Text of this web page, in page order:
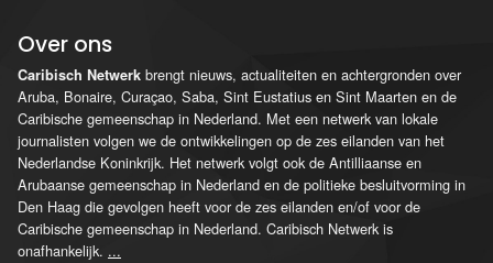
Over ons
Caribisch Netwerk brengt nieuws, actualiteiten en achtergronden over
Aruba, Bonaire, Curaçao, Saba, Sint Eustatius en Sint Maarten en de
Caribische gemeenschap in Nederland. Met een netwerk van lokale
journalisten volgen we de ontwikkelingen op de zes eilanden van het
Nederlandse Koninkrijk. Het netwerk volgt ook de Antilliaanse en
Arubaanse gemeenschap in Nederland en de politieke besluitvorming in
Den Haag die gevolgen heeft voor de zes eilanden en/of voor de
Caribische gemeenschap in Nederland. Caribisch Netwerk is
onafhankelijk. ...